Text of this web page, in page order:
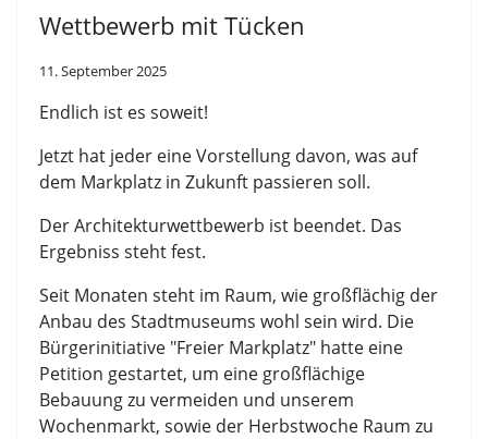
Wettbewerb mit Tücken
11. September 2025
Endlich ist es soweit!
Jetzt hat jeder eine Vorstellung davon, was auf
dem Markplatz in Zukunft passieren soll.
Der Architekturwettbewerb ist beendet. Das
Ergebniss steht fest.
Seit Monaten steht im Raum, wie großflächig der
Anbau des Stadtmuseums wohl sein wird. Die
Bürgerinitiative "Freier Markplatz" hatte eine
Petition gestartet, um eine großflächige
Bebauung zu vermeiden und unserem
Wochenmarkt, sowie der Herbstwoche Raum zu